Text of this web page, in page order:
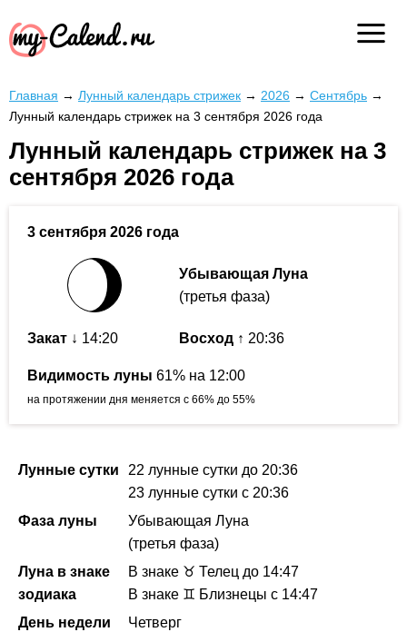
Главная → Лунный календарь стрижек → 2026 → Сентябрь →
Лунный календарь стрижек на 3 сентября 2026 года
Лунный календарь стрижек на 3
сентября 2026 года
3 сентября 2026 года
Убывающая Луна
(третья фаза)
Закат ↓ 14:20 Восход ↑ 20:36
Видимость луны 61% на 12:00
на протяжении дня меняется с 66% до 55%
Лунные сутки 22 лунные сутки до 20:36
23 лунные сутки с 20:36
Фаза луны
Убывающая Луна
(третья фаза)
Луна в знаке
зодиака
В знаке ♉ Телец до 14:47
В знаке ♊ Близнецы с 14:47
День недели
Четверг